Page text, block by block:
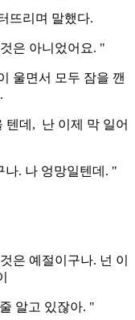
뜨리며 말했다.
은 아니었어요. "
울면서 모두 잠을 깬
텐데, 난 이제 막 일어
나. 나 엉망일텐데. "
은 예절이구나. 넌 이
알고 있잖아. "